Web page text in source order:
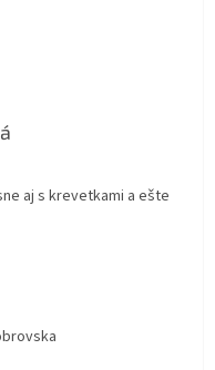
z 5 hviezdičiek.
z 5 hviezdičiek.
aj s krevetkami a ešte
z 5 hviezdičiek.